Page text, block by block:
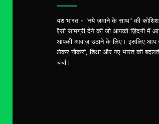
यश भारत - "नये ज़माने के साथ" की
ऎसी सामग्री देने की जो आपको ज़िंदगी
आपकी आवाज़ उठाने के लिए। इसलिए आप
लेकर नौकरी, शिक्षा और नए भारत की
चर्चा।